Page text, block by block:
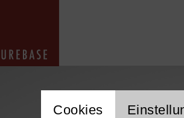
cookie_layer
Cookies